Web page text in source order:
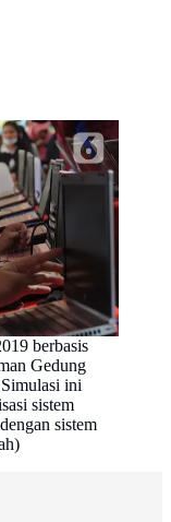
berbasis
Gedung
ini
sistem
sistem